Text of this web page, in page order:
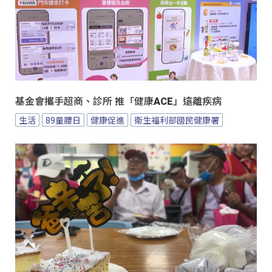
基金會攜手超商、診所 推「健康ACE」遠離疾病
生活 89量腰日 健康促進 衛生福利部國民健康署